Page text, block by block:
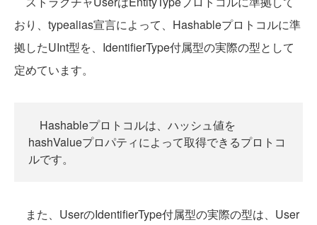
おり、typealias宣言によって、Hashableプロトコルに準
拠したUInt型を、IdentifierType付属型の実際の型として
定めています。
Hashableプロトコルは、ハッシュ値を
hashValueプロパティによって取得できるプロトコ
ルです。
また、UserのIdentifierType付属型の実際の型は、User